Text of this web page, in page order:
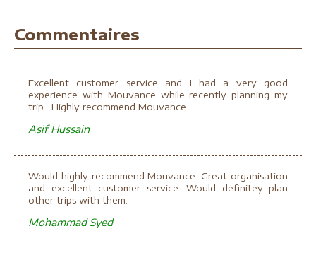
Commentaires
Excellent customer service and I had a very good
experience with Mouvance while recently planning my
trip . Highly recommend Mouvance.
Asif Hussain
Would highly recommend Mouvance. Great organisation
and excellent customer service. Would definitey plan
other trips with them.
Mohammad Syed